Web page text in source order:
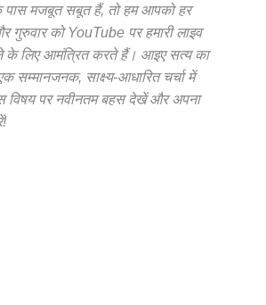
मजबूत सबूत हैं, तो हम आपको हर
गुरुवार को YouTube पर हमारी लाइव
के लिए आमंत्रित करते हैं। आइए सत्य का
सम्मानजनक, साक्ष्य-आधारित चर्चा में
विषय पर नवीनतम बहस देखें और अपना